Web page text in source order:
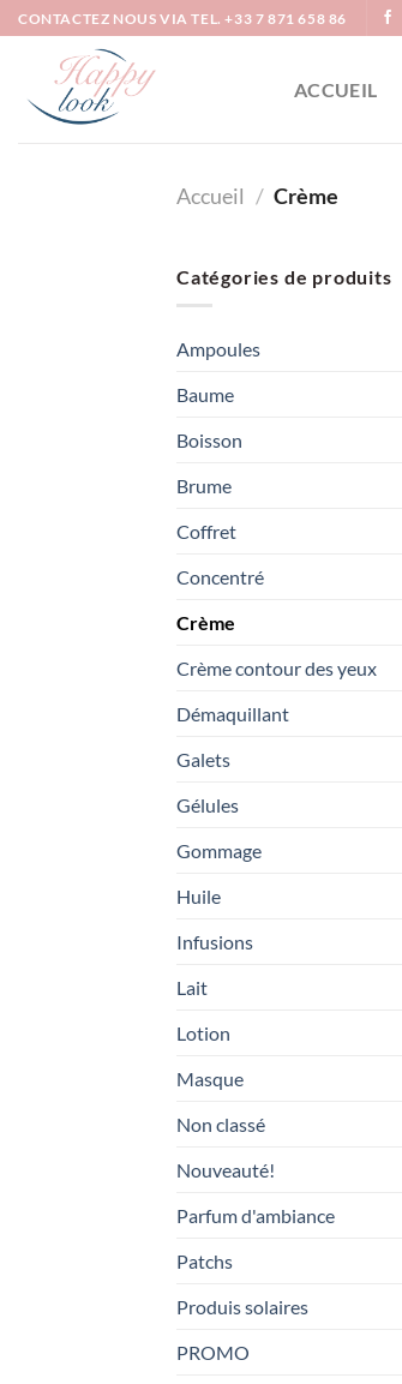
Passer
au
contenu
CONTACTEZ NOUS VIA TEL. +33 7 871 658 86
ACCUEIL
Accueil / Crème
Catégories de produits
Ampoules
Baume
Boisson
Brume
Coffret
Concentré
Crème
Crème contour des yeux
Démaquillant
Galets
Gélules
Gommage
Huile
Infusions
Lait
Lotion
Masque
Non classé
Nouveauté!
Parfum d'ambiance
Patchs
Produis solaires
PROMO